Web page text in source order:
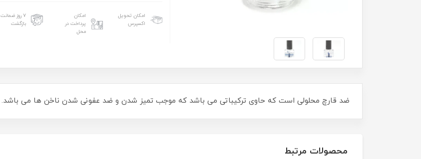
امکان تحویل
اکسپرس
امکان
پرداخت در
محل
۷ روز ضمانت
بازگشت
ضد قارچ محلولی است که حاوی ترکیباتی می باشد که موجب تمیز شدن و ضد عفونی شدن ناخن ها می باشد.
محصولات مرتبط